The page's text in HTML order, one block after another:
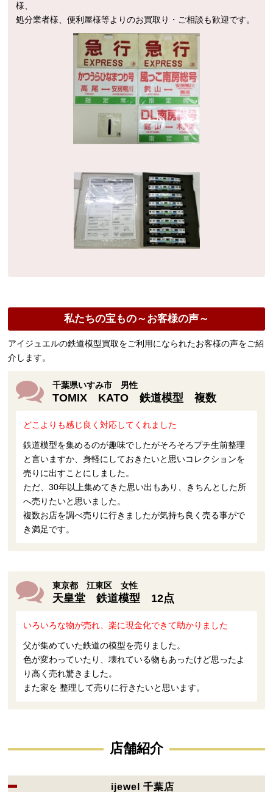
様、
処分業者様、便利屋様等よりのお買取り・ご相談も歓迎です。
私たちの宝もの～お客様の声～
アイジュエルの鉄道模型買取をご利用になられたお客様の声をご紹
介します。
千葉県いすみ市 男性
TOMIX KATO 鉄道模型 複数
どこよりも感じ良く対応してくれました
鉄道模型を集めるのが趣味でしたがそろそろプチ生前整理
と言いますか、身軽にしておきたいと思いコレクションを
売りに出すことにしました。
ただ、30年以上集めてきた思い出もあり、きちんとした所
へ売りたいと思いました。
複数お店を調べ売りに行きましたが気持ち良く売る事がで
き満足です。
東京都 江東区 女性
天皇堂 鉄道模型 12点
いろいろな物が売れ、楽に現金化できて助かりました
父が集めていた鉄道の模型を売りました。
色が変わっていたり、壊れている物もあったけど思ったよ
り高く売れ驚きました。
また家を 整理して売りに行きたいと思います。
店舗紹介
ijewel 千葉店